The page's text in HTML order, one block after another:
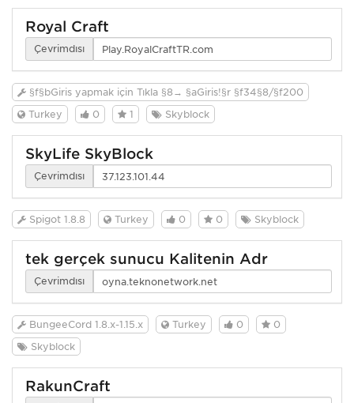
Royal Craft
Çevrimdışı
§f§bGiriş yapmak için Tıkla §8→ §aGiriş!§r §f34§8/§f200
Turkey
0 1 Skyblock
SkyLife SkyBlock
Çevrimdışı
Spigot 1.8.8 Turkey 0 0 Skyblock
tek gerçek sunucu Kalitenin Adr
Çevrimdışı
BungeeCord 1.8.x-1.15.x Turkey 0
0
Skyblock
RakunCraft